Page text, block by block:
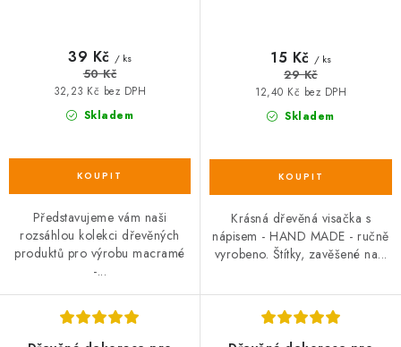
Skladem
32,23 Kč bez DPH
39 Kč / ks
50 Kč
Představujeme vám naši
rozsáhlou kolekci dřevěných
produktů pro výrobu macramé
-...
Skladem
12,40 Kč bez DPH
15 Kč / ks
29 Kč
Krásná dřevěná visačka s
nápisem - HAND MADE - ručně
vyrobeno. Štítky, zavěšené na...